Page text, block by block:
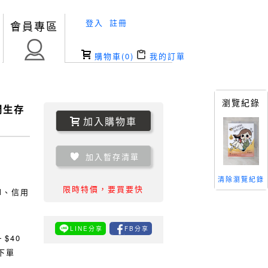
會員專區 登入 註冊
購物車(0) 我的訂單
存
信用
$40
單
加入購物車
加入暫存清單
限時特價，要買要快
LINE分享 FB分享
瀏覽紀錄
清除瀏覽紀錄